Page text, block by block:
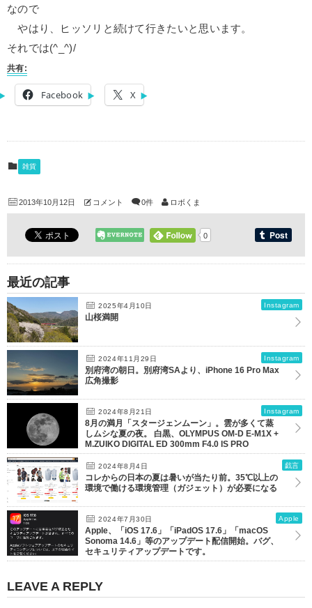
なので
やはり、ヒッソリと続けて行きたいと思います。
それでは(^_^)/
共有:
Facebook X
雑貨
2013年10月12日 コメント 0件 ロボくま
0
最近の記事
2025年4月10日 Instagram
山桜満開
2024年11月29日 Instagram
別府湾の朝日。別府湾SAより、iPhone 16 Pro Max
広角撮影
2024年8月21日 Instagram
8月の満月「スタージェンムーン」。雲が多くて蒸
しムシな夏の夜。 白黒、OLYMPUS OM-D E-M1X +
M.ZUIKO DIGITAL ED 300mm F4.0 IS PRO
2024年8月4日 戯言
コレからの日本の夏は暑いが当たり前。35℃以上の
環境で働ける環境管理（ガジェット）が必要になる
2024年7月30日 Apple
Apple、「iOS 17.6」「iPadOS 17.6」「macOS
Sonoma 14.6」等のアップデート配信開始。バグ、
セキュリティアップデートです。
LEAVE A REPLY